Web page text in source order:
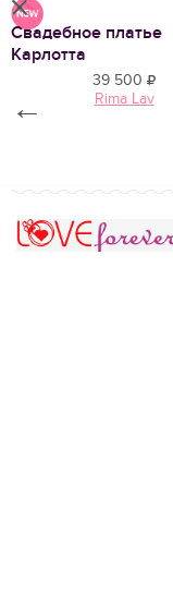
Нравится
Свадебное платье
Карлотта
39 500
Rima Lav
←